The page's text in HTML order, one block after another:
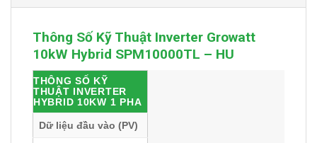
Thông Số Kỹ Thuật Inverter Growatt
10kW Hybrid SPM10000TL – HU
THÔNG SỐ KỸ
THUẬT INVERTER
HYBRID 10KW 1 PHA
Dữ liệu đầu vào (PV)